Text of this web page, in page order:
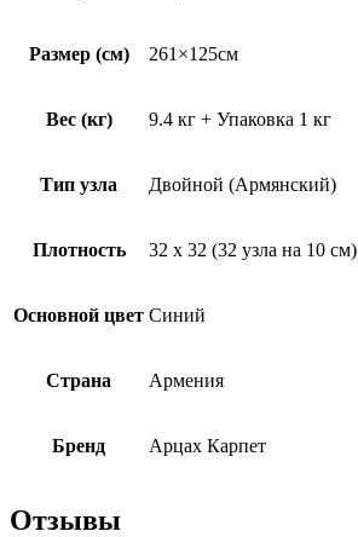
Размер (см) 261×125см
Вес (кг) 9.4 кг + Упаковка 1 кг
Тип узла Двойной (Армянский)
Плотность 32 х 32 (32 узла на 10 см)
Основной цвет Синий
Страна Армения
Бренд Арцах Карпет
Отзывы